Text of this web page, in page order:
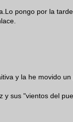
pongo por la
y la he movido un
y sus "vientos del